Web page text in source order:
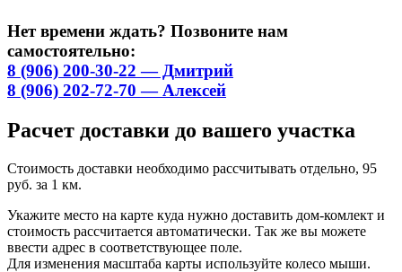
Нет времени ждать? Позвоните нам
самостоятельно:
8 (906) 200-30-22 — Дмитрий
8 (906) 202-72-70 — Алексей
Расчет доставки до вашего участка
Стоимость доставки необходимо рассчитывать отдельно, 95
руб. за 1 км.
Укажите место на карте куда нужно доставить дом-комлект и
стоимость рассчитается автоматически. Так же вы можете
ввести адрес в соответствующее поле.
Для изменения масштаба карты используйте колесо мыши.